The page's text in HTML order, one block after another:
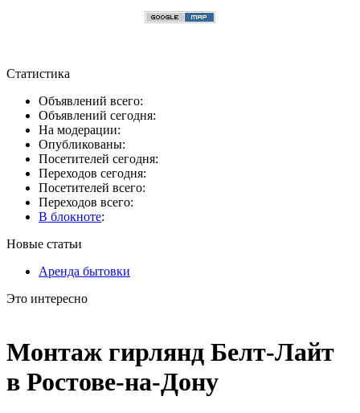
Статистика
Объявлений всего:
Объявлений сегодня:
На модерации:
Опубликованы:
Посетителей сегодня:
Переходов сегодня:
Посетителей всего:
Переходов всего:
В блокноте:
Новые статьи
Аренда бытовки
Это интересно
Монтаж гирлянд Белт-Лайт
в Ростове-на-Дону